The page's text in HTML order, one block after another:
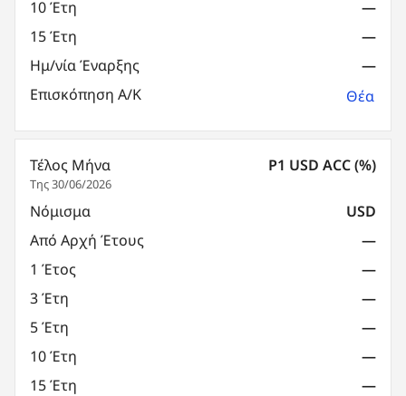
10 Έτη
—
15 Έτη
—
Ημ/νία Έναρξης
—
Επισκόπηση Α/Κ
Θέα
Τέλος Μήνα
Της 30/06/2026
P1 USD ACC (%)
Νόμισμα
USD
Από Αρχή Έτους
—
1 Έτος
—
3 Έτη
—
5 Έτη
—
10 Έτη
—
15 Έτη
—